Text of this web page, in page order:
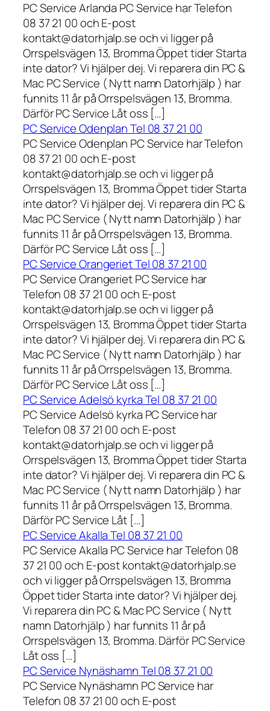
PC Service Arlanda PC Service har Telefon
08 37 21 00 och E-post
kontakt@datorhjalp.se och vi ligger på
Orrspelsvägen 13, Bromma Öppet tider Starta
inte dator? Vi hjälper dej. Vi reparera din PC &
Mac PC Service ( Nytt namn Datorhjälp ) har
funnits 11 år på Orrspelsvägen 13, Bromma.
Därför PC Service Låt oss […]
PC Service Odenplan Tel 08 37 21 00
PC Service Odenplan PC Service har Telefon
08 37 21 00 och E-post
kontakt@datorhjalp.se och vi ligger på
Orrspelsvägen 13, Bromma Öppet tider Starta
inte dator? Vi hjälper dej. Vi reparera din PC &
Mac PC Service ( Nytt namn Datorhjälp ) har
funnits 11 år på Orrspelsvägen 13, Bromma.
Därför PC Service Låt oss […]
PC Service Orangeriet Tel 08 37 21 00
PC Service Orangeriet PC Service har
Telefon 08 37 21 00 och E-post
kontakt@datorhjalp.se och vi ligger på
Orrspelsvägen 13, Bromma Öppet tider Starta
inte dator? Vi hjälper dej. Vi reparera din PC &
Mac PC Service ( Nytt namn Datorhjälp ) har
funnits 11 år på Orrspelsvägen 13, Bromma.
Därför PC Service Låt oss […]
PC Service Adelsö kyrka Tel 08 37 21 00
PC Service Adelsö kyrka PC Service har
Telefon 08 37 21 00 och E-post
kontakt@datorhjalp.se och vi ligger på
Orrspelsvägen 13, Bromma Öppet tider Starta
inte dator? Vi hjälper dej. Vi reparera din PC &
Mac PC Service ( Nytt namn Datorhjälp ) har
funnits 11 år på Orrspelsvägen 13, Bromma.
Därför PC Service Låt […]
PC Service Akalla Tel 08 37 21 00
PC Service Akalla PC Service har Telefon 08
37 21 00 och E-post kontakt@datorhjalp.se
och vi ligger på Orrspelsvägen 13, Bromma
Öppet tider Starta inte dator? Vi hjälper dej.
Vi reparera din PC & Mac PC Service ( Nytt
namn Datorhjälp ) har funnits 11 år på
Orrspelsvägen 13, Bromma. Därför PC Service
Låt oss […]
PC Service Nynäshamn Tel 08 37 21 00
PC Service Nynäshamn PC Service har
Telefon 08 37 21 00 och E-post